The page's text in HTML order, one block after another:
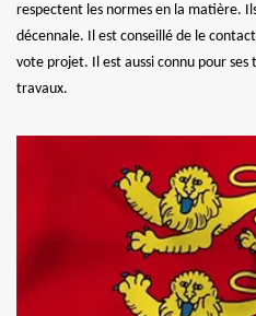
respectent les normes en la matière.
décennale. Il est conseillé de le
vote projet. Il est aussi connu pour
travaux.